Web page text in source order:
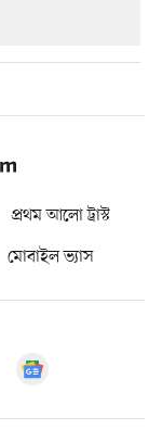
প্রথম আলো ট্রাস্ট
মোবাইল ভ্যাস